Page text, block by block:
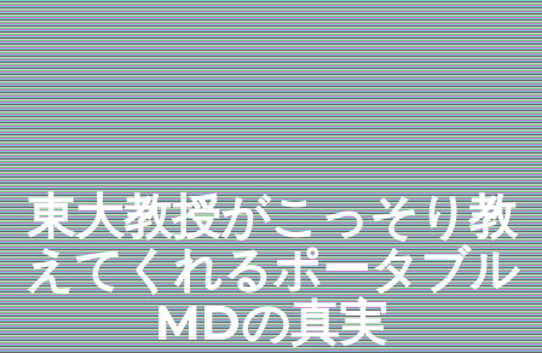
東大教授がこっそり教
えてくれるポータブル
MDの真実